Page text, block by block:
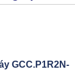
GCC.P1R2N-